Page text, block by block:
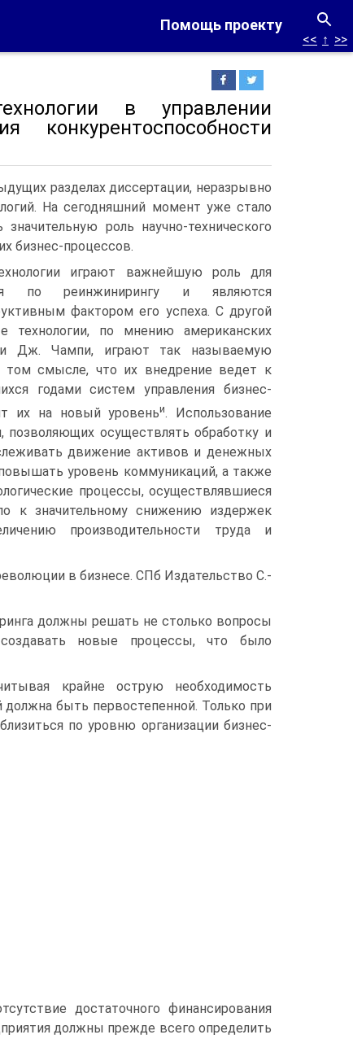
Помощь проекту
<< ↑ >>
в управлении
разделах диссертации, неразрывно
На сегодняшний момент уже стало
роль научно-технического
бизнес-процессов.
играют важнейшую роль для
по реинжинирингу и являются
фактором его успеха. С другой
технологии, по мнению американских
Дж. Чампи, играют так называемую
смысле, что их внедрение ведет к
годами систем управления бизнес-
их на новый уровеньи. Использование
осуществлять обработку и
движение активов и денежных
уровень коммуникаций, а также
процессы, осуществлявшиеся
к значительному снижению издержек
производительности труда и
в бизнесе. СПб Издательство С.-
должны решать не столько вопросы
новые процессы, что было
крайне острую необходимость
быть первостепенной. Только при
по уровню организации бизнес-
достаточного финансирования
должны прежде всего определить